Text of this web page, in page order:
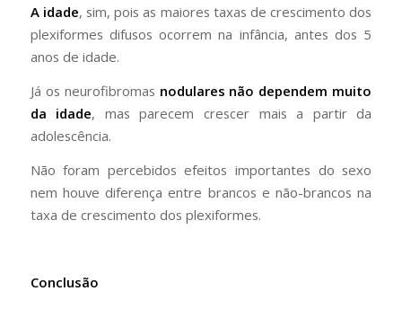
A idade, sim, pois as maiores taxas de crescimento dos
plexiformes difusos ocorrem na infância, antes dos 5
anos de idade.
Já os neurofibromas nodulares não dependem muito
da idade, mas parecem crescer mais a partir da
adolescência.
Não foram percebidos efeitos importantes do sexo
nem houve diferença entre brancos e não-brancos na
taxa de crescimento dos plexiformes.
Conclusão